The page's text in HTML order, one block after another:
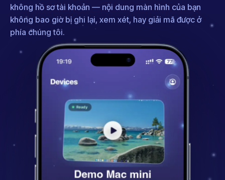
không hồ sơ tài khoản — nội dung màn hình của bạn
không bao giờ bị ghi lại, xem xét, hay giải mã được ở
phía chúng tôi.